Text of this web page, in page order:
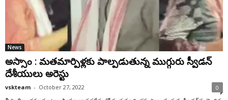
News
అస్సాం : మ‌త‌మార్పిళ్ల‌కు పాల్ప‌డుతున్న ముగ్గురు స్వీడ‌న్
దేశీయులు అరెస్టు
vskteam - October 27, 2022 0